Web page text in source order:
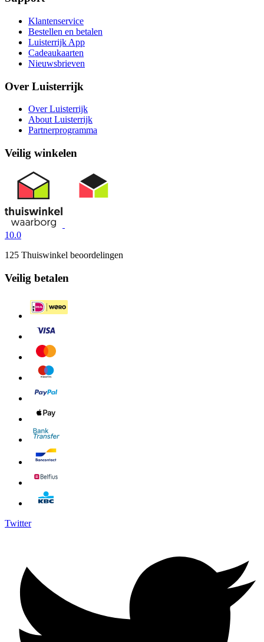
Klantenservice
Bestellen en betalen
Luisterrijk App
Cadeaukaarten
Nieuwsbrieven
Over Luisterrijk
Over Luisterrijk
About Luisterrijk
Partnerprogramma
Veilig winkelen
10.0
125 Thuiswinkel beoordelingen
Veilig betalen
Twitter